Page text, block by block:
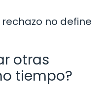
no define
otras
tiempo?